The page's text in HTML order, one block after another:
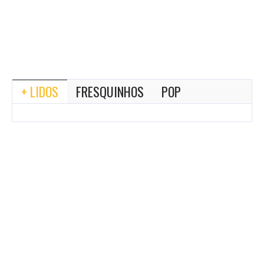
+ LIDOS FRESQUINHOS POP